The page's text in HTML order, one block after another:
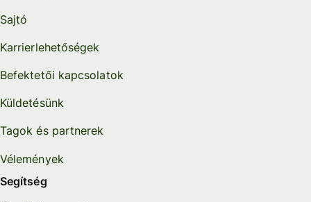
Sajtó
Karrierlehetőségek
Befektetői kapcsolatok
Küldetésünk
Tagok és partnerek
Vélemények
Segítség